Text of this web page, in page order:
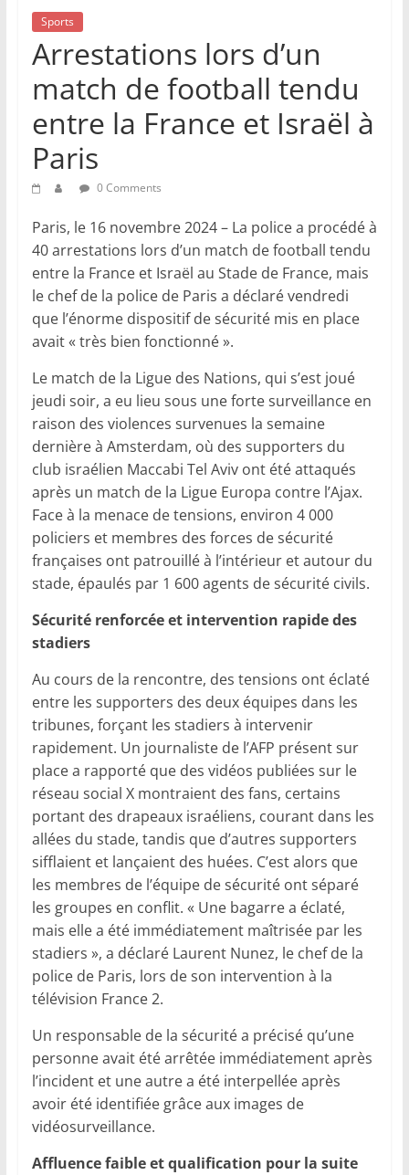
Sports
Arrestations lors d’un
match de football tendu
entre la France et Israël à
Paris
0 Comments
Paris, le 16 novembre 2024 – La police a procédé à
40 arrestations lors d’un match de football tendu
entre la France et Israël au Stade de France, mais
le chef de la police de Paris a déclaré vendredi
que l’énorme dispositif de sécurité mis en place
avait « très bien fonctionné ».
Le match de la Ligue des Nations, qui s’est joué
jeudi soir, a eu lieu sous une forte surveillance en
raison des violences survenues la semaine
dernière à Amsterdam, où des supporters du
club israélien Maccabi Tel Aviv ont été attaqués
après un match de la Ligue Europa contre l’Ajax.
Face à la menace de tensions, environ 4 000
policiers et membres des forces de sécurité
françaises ont patrouillé à l’intérieur et autour du
stade, épaulés par 1 600 agents de sécurité civils.
Sécurité renforcée et intervention rapide des
stadiers
Au cours de la rencontre, des tensions ont éclaté
entre les supporters des deux équipes dans les
tribunes, forçant les stadiers à intervenir
rapidement. Un journaliste de l’AFP présent sur
place a rapporté que des vidéos publiées sur le
réseau social X montraient des fans, certains
portant des drapeaux israéliens, courant dans les
allées du stade, tandis que d’autres supporters
sifflaient et lançaient des huées. C’est alors que
les membres de l’équipe de sécurité ont séparé
les groupes en conflit. « Une bagarre a éclaté,
mais elle a été immédiatement maîtrisée par les
stadiers », a déclaré Laurent Nunez, le chef de la
police de Paris, lors de son intervention à la
télévision France 2.
Un responsable de la sécurité a précisé qu’une
personne avait été arrêtée immédiatement après
l’incident et une autre a été interpellée après
avoir été identifiée grâce aux images de
vidéosurveillance.
Affluence faible et qualification pour la suite